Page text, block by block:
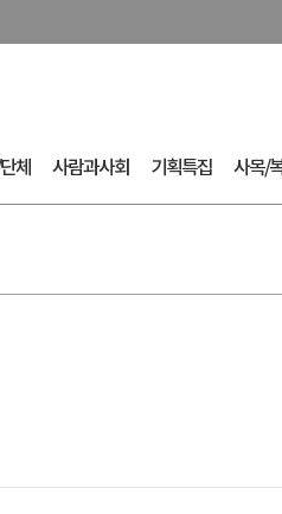
체 사람과사회 기획특집 사목/